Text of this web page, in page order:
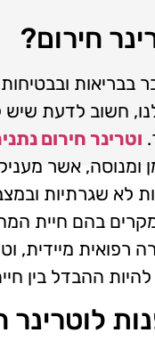
חירום?
בבריאות
חשוב לדעת שיש
וטרינר חירום
ומנוסה, אשר
לא שגרתיות
בהם חיית
רפואית מיידית,
להיות ההבדל בין
לוטרינר